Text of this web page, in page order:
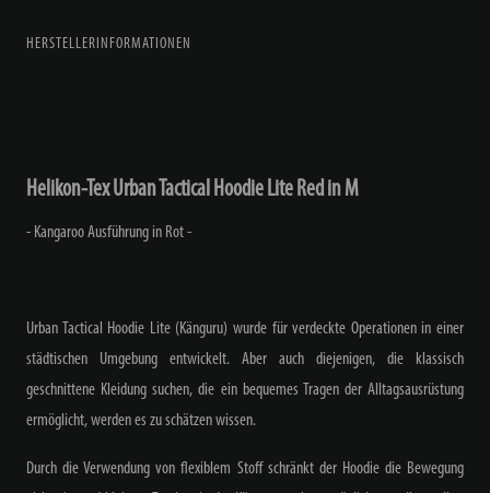
HERSTELLERINFORMATIONEN
Helikon-Tex Urban Tactical Hoodie Lite Red in M
- Kangaroo Ausführung in Rot -
Urban Tactical Hoodie Lite (Känguru) wurde für verdeckte Operationen in einer
städtischen Umgebung entwickelt. Aber auch diejenigen, die klassisch
geschnittene Kleidung suchen, die ein bequemes Tragen der Alltagsausrüstung
ermöglicht, werden es zu schätzen wissen.
Durch die Verwendung von flexiblem Stoff schränkt der Hoodie die Bewegung